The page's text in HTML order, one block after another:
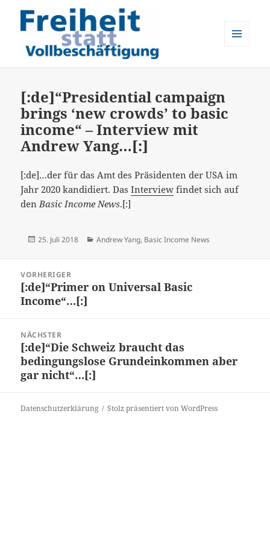
[:de]“Presidential campaign
brings ‘new crowds’ to basic
income“ – Interview mit
Andrew Yang…[:]
[:de]…der für das Amt des Präsidenten der USA im
Jahr 2020 kandidiert. DasInterview findet sich auf
den Basic Income News.[:]
Veröffentlicht
25. Juli 2018 Kategorien
Andrew Yang, Basic Income News
VORHERIGER
Vorheriger
Beitrag:
[:de]“Primer on Universal Basic
Income“…[:]
NÄCHSTER
Nächster
Beitrag:
[:de]“Die Schweiz braucht das
bedingungslose Grundeinkommen aber
gar nicht“…[:]
Datenschutzerklärung Stolz präsentiert von WordPress